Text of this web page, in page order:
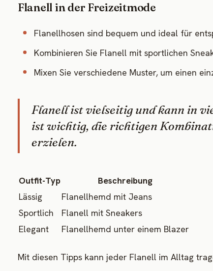
Flanell in der Freizeitmode
Flanellhosen sind bequem und ideal für
Kombinieren Sie Flanell mit sportlichen
Mixen Sie verschiedene Muster, um einen
Flanell ist vielseitig und kann in
ist wichtig, die richtigen
erzielen.
Outfit-Typ
Beschreibung
Lässig
Flanellhemd mit Jeans
Sportlich
Flanell mit Sneakers
Elegant
Flanellhemd unter einem Blazer
Mit diesen Tipps kann jeder Flanell im Alltag